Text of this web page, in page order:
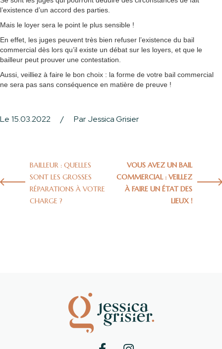
l’existence d’un accord des parties.
Mais le loyer sera le point le plus sensible !
En effet, les juges peuvent très bien refuser l’existence du bail
commercial dès lors qu’il existe un débat sur les loyers, et que le
bailleur peut prouver une contestation.
Aussi, veilliez à faire le bon choix : la forme de votre bail commercial
ne sera pas sans conséquence en matière de preuve !
Le 15.03.2022 / Par Jessica Grisier
BAILLEUR : QUELLES
SONT LES GROSSES
RÉPARATIONS À VOTRE
CHARGE ?
VOUS AVEZ UN BAIL
COMMERCIAL : VEILLEZ
À FAIRE UN ÉTAT DES
LIEUX !